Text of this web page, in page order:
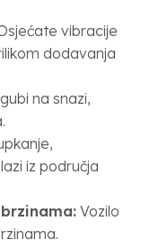
vibracije
dodavanja
na snazi,
iz područja
Vozilo